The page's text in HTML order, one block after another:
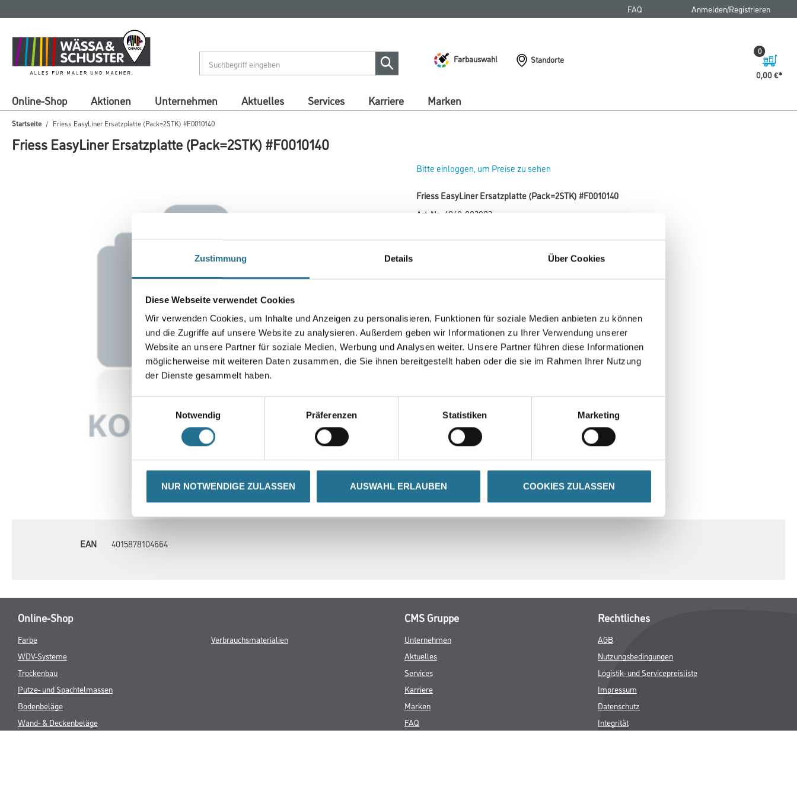
Zustimmung Details Über Cookies
Diese Webseite verwendet Cookies
Wir verwenden Cookies, um Inhalte und Anzeigen zu personalisieren, Funktionen für soziale Medien anbieten zu können
und die Zugriffe auf unsere Website zu analysieren. Außerdem geben wir Informationen zu Ihrer Verwendung unserer
Website an unsere Partner für soziale Medien, Werbung und Analysen weiter. Unsere Partner führen diese Informationen
möglicherweise mit weiteren Daten zusammen, die Sie ihnen bereitgestellt haben oder die sie im Rahmen Ihrer Nutzung
der Dienste gesammelt haben.
Notwendig
Präferenzen Statistiken Marketing
NUR NOTWENDIGE ZULASSEN AUSWAHL ERLAUBEN COOKIES ZULASSEN
springen
springen
FAQ Anmelden/Registrieren
Farbauswahl
Standorte
0,00 €
0
Online-Shop Aktionen Unternehmen Aktuelles Services Karriere Marken
Startseite Friess EasyLiner Ersatzplatte (Pack=2STK) #F0010140
Friess EasyLiner Ersatzplatte (Pack=2STK) #F0010140
Bitte einloggen, um Preise zu sehen
Friess EasyLiner Ersatzplatte (Pack=2STK) #F0010140
Art-Nr.: 4040-002902
CURRENT
TAB:
ZUSATZINFOS GEFAHRENHINWEISE
EAN 4015878104664
Online-Shop
Farbe
WDV-Systeme
Trockenbau
Putze- und Spachtelmassen
Bodenbeläge
Wand- & Deckenbeläge
Verbrauchsmaterialien
CMS Gruppe
Unternehmen
Aktuelles
Services
Karriere
Marken
FAQ
Rechtliches
AGB
Nutzungsbedingungen
Logistik- und Servicepreisliste
Impressum
Datenschutz
Integrität